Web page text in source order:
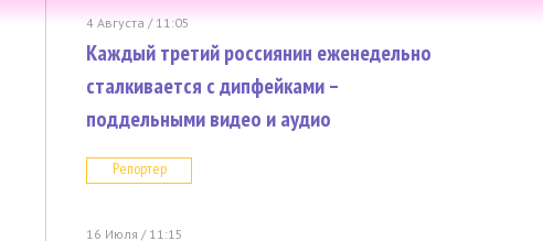
4 Августа / 11:05
Каждый третий россиянин еженедельно
сталкивается с дипфейками –
поддельными видео и аудио
Репортер
16 Июля / 11:15